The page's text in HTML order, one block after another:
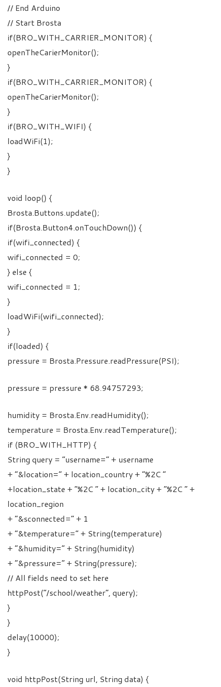
// End Arduino
// Start Brosta
if(BRO_WITH_CARRIER_MONITOR) {
openTheCarierMonitor();
}
if(BRO_WITH_CARRIER_MONITOR) {
openTheCarierMonitor();
}
if(BRO_WITH_WIFI) {
loadWiFi(1);
}
}
void loop() {
Brosta.Buttons.update();
if(Brosta.Button4.onTouchDown()) {
if(wifi_connected) {
wifi_connected = 0;
} else {
wifi_connected = 1;
}
loadWiFi(wifi_connected);
}
if(loaded) {
pressure = Brosta.Pressure.readPressure(PSI);
pressure = pressure * 68.94757293;
humidity = Brosta.Env.readHumidity();
temperature = Brosta.Env.readTemperature();
if (BRO_WITH_HTTP) {
String query = “username=” + username
+ “&location=” + location_country + “%2C ”
+location_state + “%2C ” + location_city + “%2C ” +
location_region
+ “&sconnected=” + 1
+ “&temperature=” + String(temperature)
+ “&humidity=” + String(humidity)
+ “&pressure=” + String(pressure);
// All fields need to set here
httpPost(“/school/weather”, query);
}
}
delay(10000);
}
void httpPost(String url, String data) {